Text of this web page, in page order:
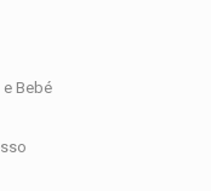
Bebé